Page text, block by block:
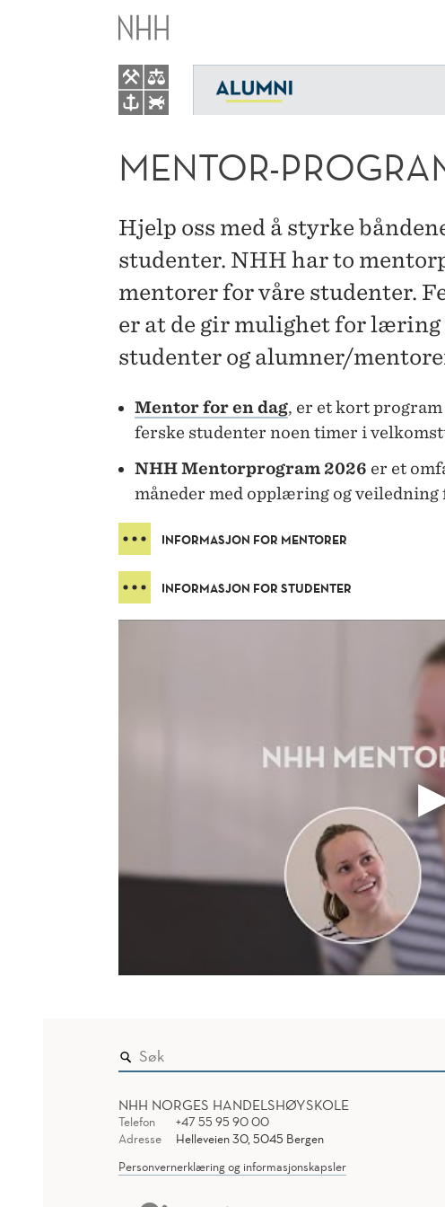
MENTOR-
PROGRAMMER
MENTOR-
Hjelp oss med å styrke
studenter. NHH har to
mentorer for våre studenter.
er at de gir mulighet for
studenter og alumner/
Mentor for en dag, er et kort
ferske studenter noen timer i
NHH Mentorprogram 2026 er et
måneder med opplæring og veiledning
INFORMASJON FOR MENTORER
INFORMASJON FOR STUDENTER
NHH NORGES HANDELSHØYSKOLE
Telefon
+47 55 95 90 00
Adresse
Helleveien 30, 5045 Bergen
Personvernerklæring og informasjonskapsler